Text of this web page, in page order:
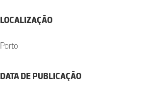
LOCALIZAÇÃO
Porto
DATA DE PUBLICAÇÃO